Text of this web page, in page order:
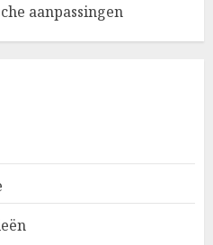
aanpassingen